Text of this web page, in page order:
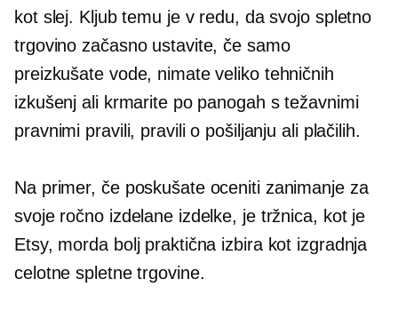
kot slej. Kljub temu je v redu, da svojo spletno
trgovino začasno ustavite, če samo
preizkušate vode, nimate veliko tehničnih
izkušenj ali krmarite po panogah s težavnimi
pravnimi pravili, pravili o pošiljanju ali plačilih.
Na primer, če poskušate oceniti zanimanje za
svoje ročno izdelane izdelke, je tržnica, kot je
Etsy, morda bolj praktična izbira kot izgradnja
celotne spletne trgovine.